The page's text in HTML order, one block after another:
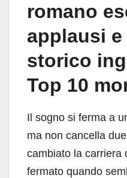
romano
applausi
storico
Top 10
Il sogno si ferma a
ma non cancella
cambiato la carriera
fermato quando